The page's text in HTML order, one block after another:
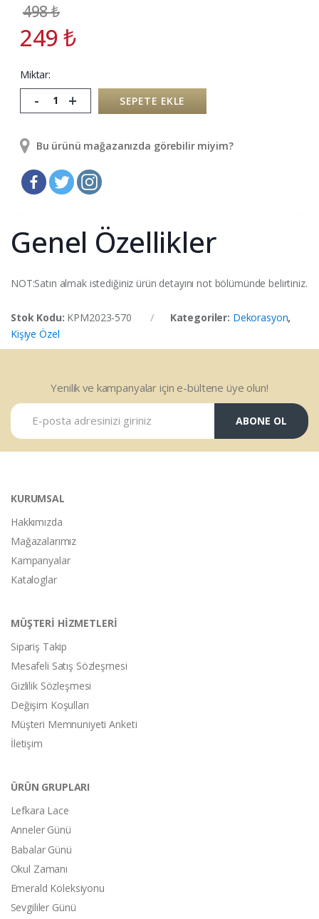
498₺
249₺
Miktar:
- + SEPETE EKLE
Bu ürünü mağazanızda görebilir miyim?
Genel Özellikler
NOT:Satın almak istediğiniz ürün detayını not bölümünde belirtiniz.
Stok Kodu: KPM2023-570 Kategoriler: Dekorasyon,
Kişiye Özel
Yenilik ve kampanyalar için e-bültene üye olun!
ABONE OL
KURUMSAL
Hakkımızda
Mağazalarımız
Kampanyalar
Kataloglar
MÜŞTERİ HİZMETLERİ
Sipariş Takip
Mesafeli Satış Sözleşmesi
Gizlilik Sözleşmesi
Değişim Koşulları
Müşteri Memnuniyeti Anketi
İletişim
ÜRÜN GRUPLARI
Lefkara Lace
Anneler Günü
Babalar Günü
Okul Zamanı
Emerald Koleksiyonu
Sevgililer Günü